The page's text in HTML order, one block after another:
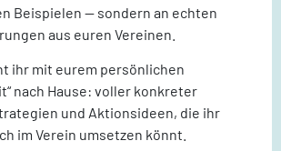
Beispielen — sondern an echten
aus euren Vereinen.
ihr mit eurem persönlichen
nach Hause: voller konkreter
und Aktionsideen, die ihr
im Verein umsetzen könnt.